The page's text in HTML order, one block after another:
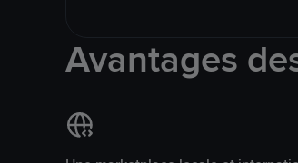
Avantages